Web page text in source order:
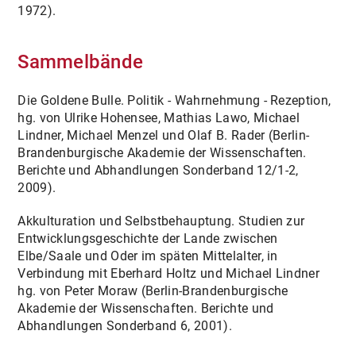
1972).
Sammelbände
Die Goldene Bulle. Politik - Wahrnehmung - Rezeption,
hg. von Ulrike Hohensee, Mathias Lawo, Michael
Lindner, Michael Menzel und Olaf B. Rader (Berlin-
Brandenburgische Akademie der Wissenschaften.
Berichte und Abhandlungen Sonderband 12/1-2,
2009).
Akkulturation und Selbstbehauptung. Studien zur
Entwicklungsgeschichte der Lande zwischen
Elbe/Saale und Oder im späten Mittelalter, in
Verbindung mit Eberhard Holtz und Michael Lindner
hg. von Peter Moraw (Berlin-Brandenburgische
Akademie der Wissenschaften. Berichte und
Abhandlungen Sonderband 6, 2001).